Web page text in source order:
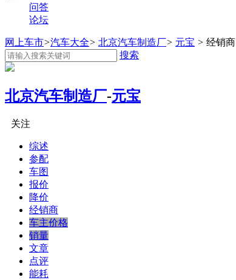
问答
论坛
网上车市>汽车大全> 北京汽车制造厂> 元宝 > 经销商
搜索
北京汽车制造厂-元宝
关注
综述
参配
车图
报价
降价
经销商
车主价格
销量
文章
点评
能耗